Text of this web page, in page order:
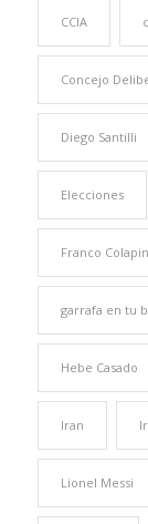
CCIA
Concejo
Diego Santilli
Elecciones
Franco
garrafa en tu
Hebe Casado
Iran
Lionel Messi